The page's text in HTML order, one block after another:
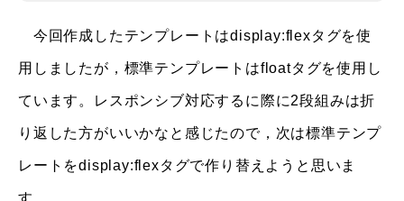
今回作成したテンプレートはdisplay:flexタグを使
用しましたが，標準テンプレートはfloatタグを使用し
ています。レスポンシブ対応するに際に2段組みは折
り返した方がいいかなと感じたので，次は標準テンプ
レートをdisplay:flexタグで作り替えようと思いま
す。